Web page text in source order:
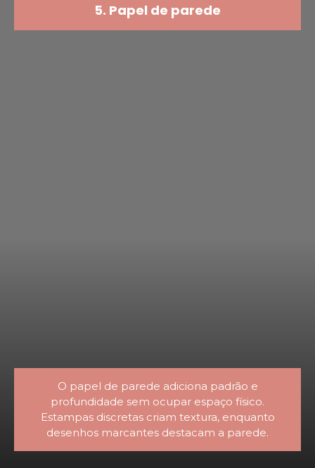
O papel de parede adiciona padrão e
profundidade sem ocupar espaço físico.
Estampas discretas criam textura, enquanto
desenhos marcantes destacam a parede.
5. Papel de parede